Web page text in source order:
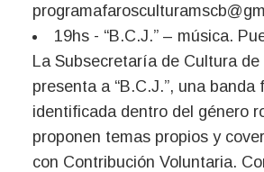
19hs - “B.C.J.” – música.
La Subsecretaría de Cultura de
presenta a “B.C.J.”, una banda
identificada dentro del género
proponen temas propios y
con Contribución Voluntaria.